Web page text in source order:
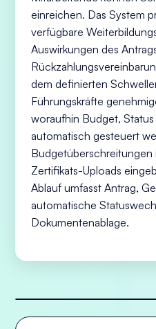
einreichen. Das System
verfügbare
Auswirkungen des
dem definierten
Führungskräfte
woraufhin Budget,
automatisch gesteuert
Budgetüberschreitungen
Zertifikats-Uploads
Ablauf umfasst Antrag,
automatische
Dokumentenablage.